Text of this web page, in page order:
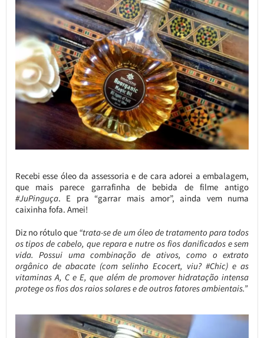
Recebi esse óleo da assessoria e de cara adorei a embalagem,
que mais parece garrafinha de bebida de filme antigo
#JuPinguça. E pra “garrar mais amor”, ainda vem numa
caixinha fofa. Amei!
Diz no rótulo que “trata-se de um óleo de tratamento para todos
os tipos de cabelo, que repara e nutre os fios danificados e sem
vida. Possui uma combinação de ativos, como o extrato
orgânico de abacate (com selinho Ecocert, viu? #Chic) e as
vitaminas A, C e E, que além de promover hidratação intensa
protege os fios dos raios solares e de outros fatores ambientais.”